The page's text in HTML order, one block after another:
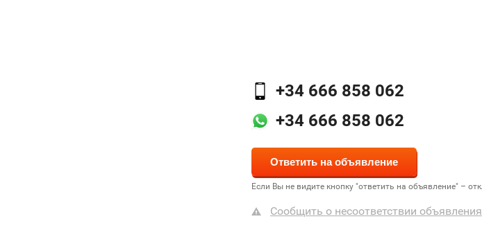
+34 666 858 062
+34 666 858 062
Если Вы не видите кнопку "ответить на объявление" –
Сообщить о несоответствии объявления